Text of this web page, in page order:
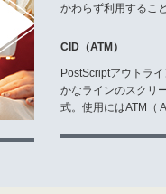
使用者は、記録保存の目的のた
イルと同時にバックアップファ
E5 文章への埋め込み
使用者は、フォントをPDFファ
ただし、サブセッティングが可
使用者以外の誰にも、どのよう
なければなりません。使用者は
ど)に埋め込むこともできます。
追加の契約が必要です。
かわらず利用するこ
CID（ATM）
PostScriptアウトラ
かなラインのスクリ
式。使用にはATM（